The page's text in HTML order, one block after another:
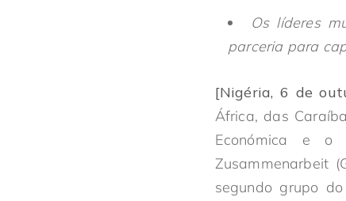
Os líderes
parceria para
[Nigéria, 6 de
África, das
Económica e o
Zusammenarbeit
segundo grupo